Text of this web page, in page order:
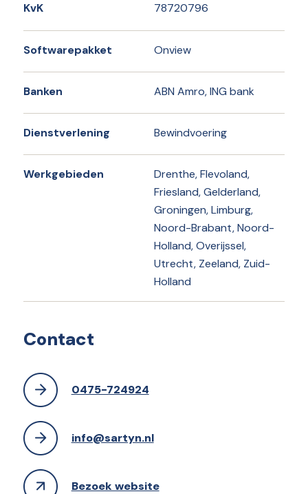
KvK 78720796
Softwarepakket Onview
Banken ABN Amro, ING bank
Dienstverlening Bewindvoering
Werkgebieden
Drenthe, Flevoland,
Friesland, Gelderland,
Groningen, Limburg,
Noord-Brabant, Noord-
Holland, Overijssel,
Utrecht, Zeeland, Zuid-
Holland
Contact
0475-724924
info@sartyn.nl
Bezoek website